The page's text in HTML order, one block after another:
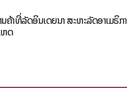
ຄ້າທີ່ລັດອິນເດຍນາ ສະຫະລັດອາເມຣິກາ
ຫດ